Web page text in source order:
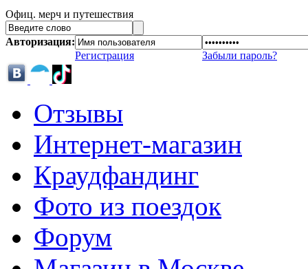
Офиц. мерч и путешествия
Авторизация:
Регистрация
Забыли пароль?
Отзывы
Интернет-магазин
Краудфандинг
Фото из поездок
Форум